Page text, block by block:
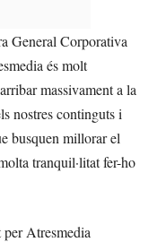
General Corporativa
és molt
massivament a la
nostres continguts i
busquen millorar el
tranquil·litat fer-ho
per Atresmedia